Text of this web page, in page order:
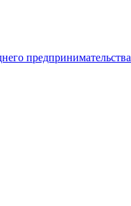
предпринимательства